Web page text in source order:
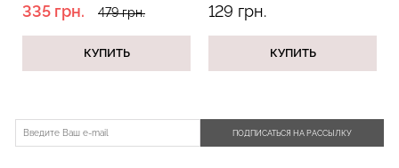
335 грн. 479 грн.
КУПИТЬ
129 грн.
КУПИТЬ
ПОДПИСАТЬСЯ НА РАССЫЛКУ
TRACKS SHAPE black
(черный) Giulia
CAMI TOP RIB black
(черный) Giulia